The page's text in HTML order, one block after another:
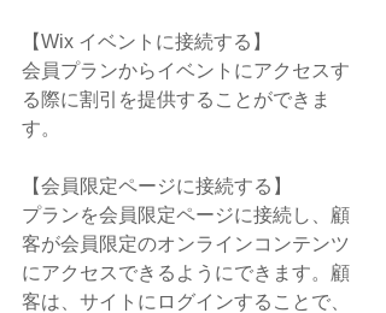
【Wix イベントに接続する】
会員プランからイベントにアクセスす
る際に割引を提供することができま
す。
【会員限定ページに接続する】
プランを会員限定ページに接続し、顧
客が会員限定のオンラインコンテンツ
にアクセスできるようにできます。顧
客は、サイトにログインすることで、